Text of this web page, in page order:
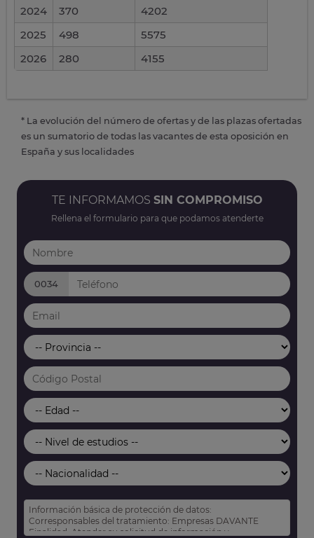
2024 370
4202
2025
498
5575
2026
280 4155
* La evolución del número de ofertas y de las plazas ofertadas
es un sumatorio de todas las vacantes de esta oposición en
España y sus localidades
TE INFORMAMOS SIN COMPROMISO
Rellena el formulario para que podamos atenderte
0034
Información básica de protección de datos:
Corresponsables del tratamiento: Empresas DAVANTE
Finalidad: Atender su solicitud de información y